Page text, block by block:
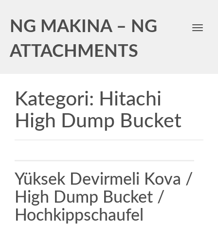
NG MAKINA – NG
ATTACHMENTS
Toggle
Kategori: Hitachi
High Dump Bucket
Yüksek Devirmeli Kova /
High Dump Bucket /
Hochkippschaufel